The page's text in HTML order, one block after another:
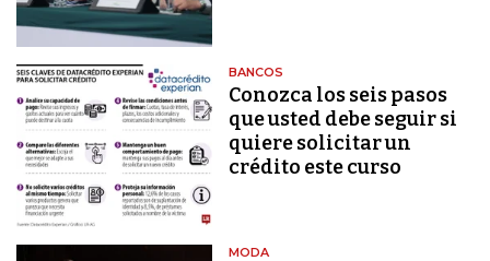
BANCOS
Conozca los seis pasos
que usted debe seguir si
quiere solicitar un
crédito este curso
MODA